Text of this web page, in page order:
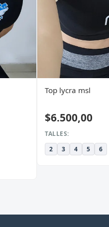
Top lycra msl
$6.500,00
TALLES:
2
3 4 5 6